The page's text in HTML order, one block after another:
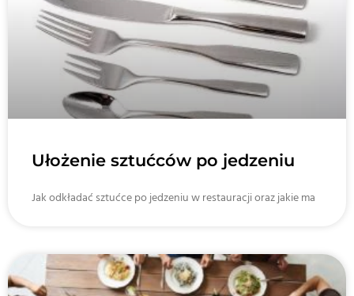
Ułożenie sztućców po jedzeniu
Jak odkładać sztućce po jedzeniu w restauracji oraz jakie ma